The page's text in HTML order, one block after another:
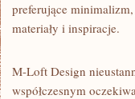
preferujące
materiały i inspiracje.
M-Loft Design
współczesnym